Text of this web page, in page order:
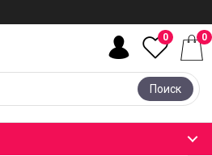
Поиск
0 0